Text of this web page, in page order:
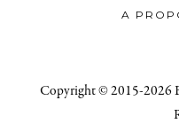
A
Copyright © 2015-2026